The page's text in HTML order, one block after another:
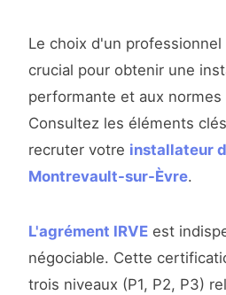
Le choix d'un
crucial pour obtenir une
performante et aux normes
Consultez les éléments
recruter votre installateur
Montrevault-sur-Èvre.
L'agrément IRVE est
négociable. Cette
trois niveaux (P1, P2, P3)